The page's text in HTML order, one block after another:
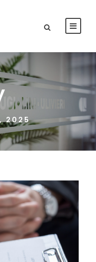
2025